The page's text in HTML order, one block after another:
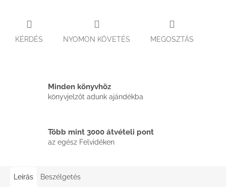
KÉRDÉS NYOMON KÖVETÉS MEGOSZTÁS
Minden könyvhöz
könyvjelzőt adunk ajándékba
Több mint 3000 átvételi pont
az egész Felvidéken
Leírás Beszélgetés